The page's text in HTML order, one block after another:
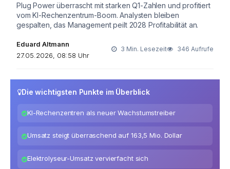
Plug Power überrascht mit starken Q1-Zahlen und profitiert
vom KI-Rechenzentrum-Boom. Analysten bleiben
gespalten, das Management peilt 2028 Profitabilität an.
Eduard Altmann
27.05.2026, 08:58 Uhr
3 Min. Lesezeit 346 Aufrufe
Die wichtigsten Punkte im Überblick
KI-Rechenzentren als neuer Wachstumstreiber
Umsatz steigt überraschend auf 163,5 Mio. Dollar
Elektrolyseur-Umsatz vervierfacht sich